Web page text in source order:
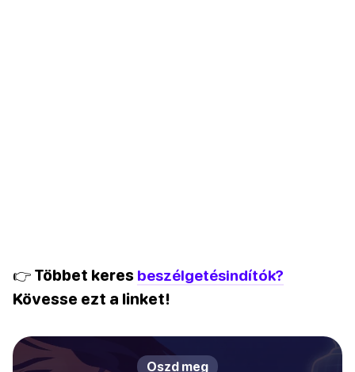
👉 Többet keres beszélgetésindítók?
Kövesse ezt a linket!
Oszd meg